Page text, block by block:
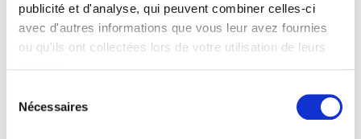
publicité et d'analyse, qui peuvent combiner celles-ci
avec d'autres informations que vous leur avez fournies
ou qu'ils ont collectées lors de votre utilisation de leurs
Nécessaires
BISAC Subject Heading
POL000000 POLITICAL SCIENCE
Code publique Onix
CLIL (Version 2013-2019 )
3283 SCIENCES POLITIQUES